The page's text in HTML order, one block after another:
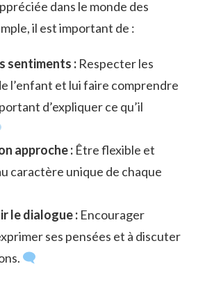
dans le monde des
il est important de :
sentiments : Respecter les
l’enfant et lui faire comprendre
d’expliquer ce qu’il
approche : Être flexible et
caractère unique de chaque
le dialogue : Encourager
ses pensées et à discuter